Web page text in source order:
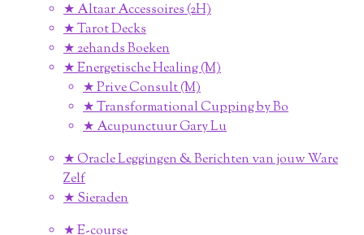
★ Altaar Accessoires (2H)
★ Tarot Decks
★ 2ehands Boeken
★ Energetische Healing (M)
★ Prive Consult (M)
★ Transformational Cupping by Bo
★ Acupunctuur Gary Lu
★ Oracle Leggingen & Berichten van jouw Ware
Zelf
★ Sieraden